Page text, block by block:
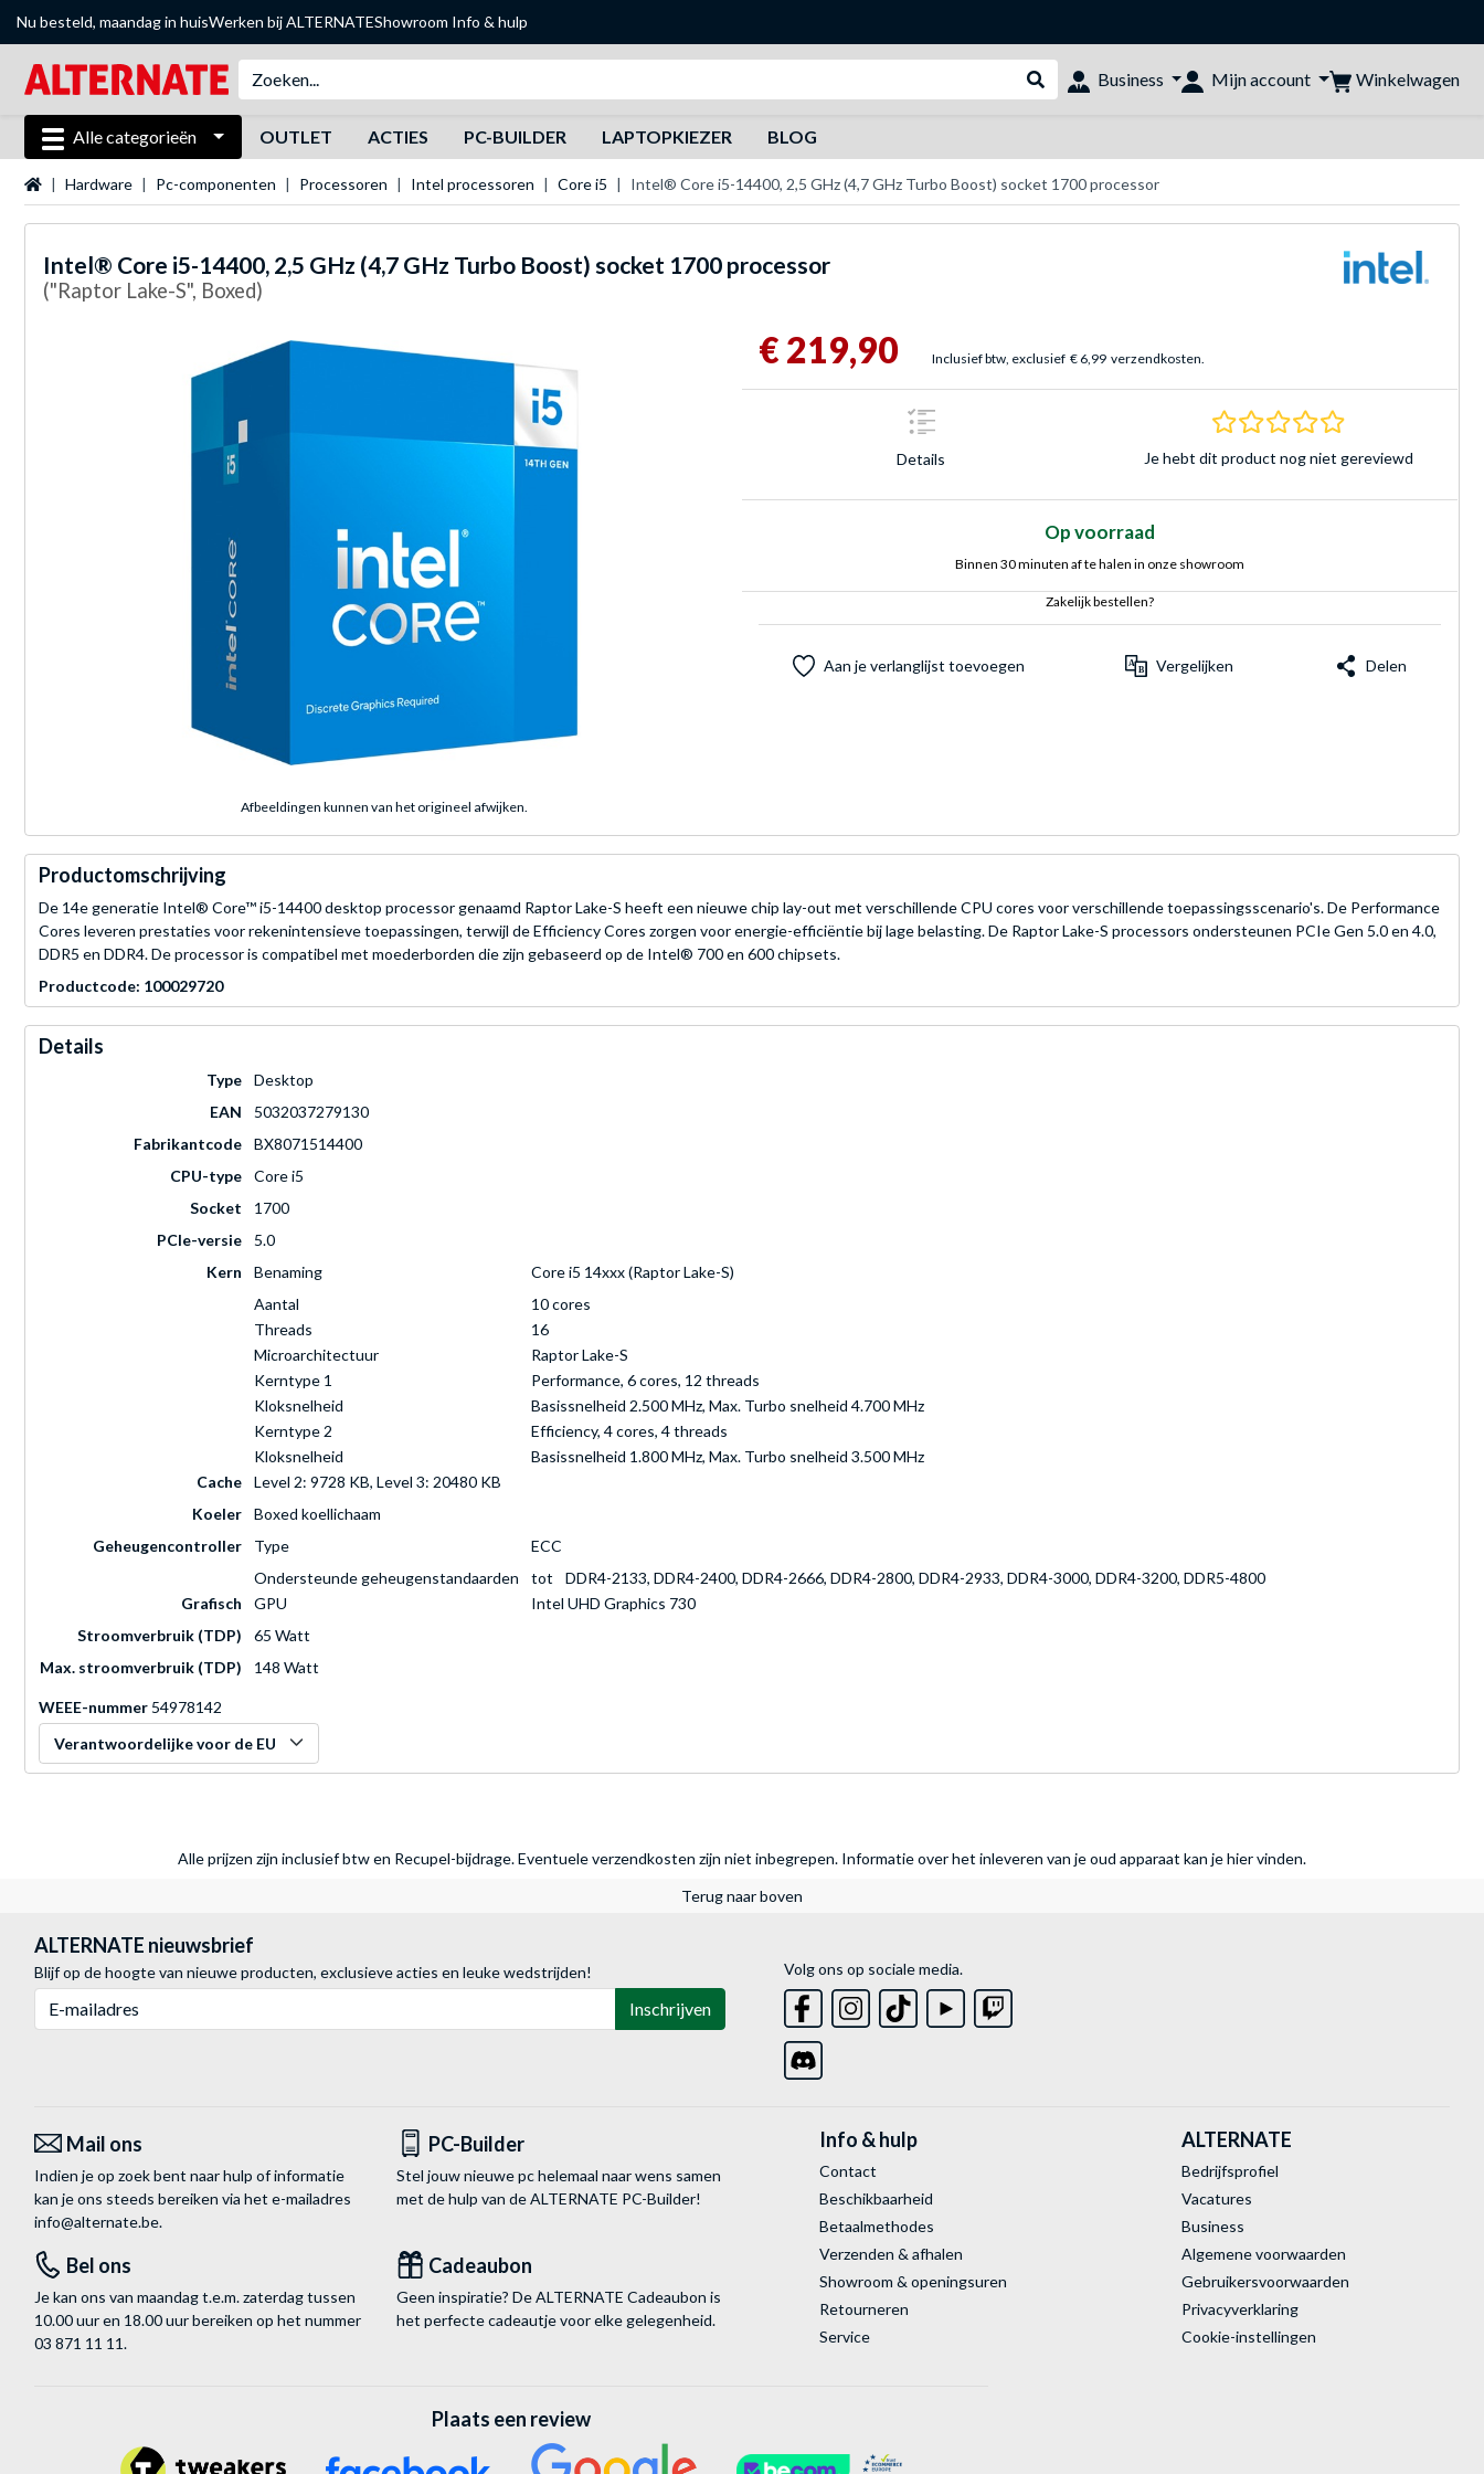
Nu besteld, maandag in huisWerken bij ALTERNATEShowroom Info & hulp
Webshop doorzoeken
Business Mijn account Winkelwagen
Alle categorieën OUTLET ACTIES PC-BUILDER LAPTOPKIEZER BLOG
Startpagina
Hardware Pc-componenten Processoren Intel processoren Core i5 Intel® Core i5-14400, 2,5 GHz (4,7 GHz Turbo Boost) socket 1700 processor
Intel® Core i5-14400, 2,5 GHz (4,7 GHz Turbo Boost) socket 1700 processor
("Raptor Lake-S", Boxed)
Afbeeldingen kunnen van het origineel afwijken.
€ 219,90 Inclusief btw, exclusief € 6,99 verzendkosten.
Details
0.0 sterren
Je hebt dit product nog niet gereviewd
Op voorraad
Binnen 30 minuten af te halen in onze showroom
Zakelijk bestellen?
Aan je verlanglijst toevoegen Vergelijken Delen
Productomschrijving
De 14e generatie Intel® Core™ i5-14400 desktop processor genaamd Raptor Lake-S heeft een nieuwe chip lay-out met verschillende CPU cores voor verschillende toepassingsscenario's. De Performance
Cores leveren prestaties voor rekenintensieve toepassingen, terwijl de Efficiency Cores zorgen voor energie-efficiëntie bij lage belasting. De Raptor Lake-S processors ondersteunen PCIe Gen 5.0 en 4.0,
DDR5 en DDR4. De processor is compatibel met moederborden die zijn gebaseerd op de Intel® 700 en 600 chipsets.
Productcode: 100029720
Details
Type
Desktop
EAN
5032037279130
Fabrikantcode
BX8071514400
CPU-type
Core i5
Socket
1700
PCIe-versie
5.0
Kern
Benaming
Core i5 14xxx (Raptor Lake-S)
Aantal
10 cores
Threads
16
Microarchitectuur
Raptor Lake-S
Kerntype 1
Performance, 6 cores, 12 threads
Kloksnelheid
Basissnelheid 2.500 MHz, Max. Turbo snelheid 4.700 MHz
Kerntype 2
Efficiency, 4 cores, 4 threads
Kloksnelheid
Basissnelheid 1.800 MHz, Max. Turbo snelheid 3.500 MHz
Cache
Level 2: 9728 KB, Level 3: 20480 KB
Koeler
Boxed koellichaam
Geheugencontroller
Type
ECC
Ondersteunde geheugenstandaarden
tot
DDR4-2133, DDR4-2400, DDR4-2666, DDR4-2800, DDR4-2933, DDR4-3000, DDR4-3200, DDR5-4800
Grafisch
GPU
Intel UHD Graphics 730
Stroomverbruik (TDP)
65 Watt
Max. stroomverbruik (TDP)
148 Watt
WEEE-nummer 54978142
Verantwoordelijke voor de EU
Alle prijzen zijn inclusief btw en Recupel-bijdrage. Eventuele verzendkosten zijn niet inbegrepen. Informatie over het inleveren van je oud apparaat kan je hier vinden.
Terug naar boven
ALTERNATE nieuwsbrief
Blijf op de hoogte van nieuwe producten, exclusieve acties en leuke wedstrijden!
Inschrijven
Volg ons op sociale media.
Mail ons
Indien je op zoek bent naar hulp of informatie
kan je ons steeds bereiken via het e-mailadres
info@alternate.be.
PC-Builder
Stel jouw nieuwe pc helemaal naar wens samen
met de hulp van de ALTERNATE PC-Builder!
Bel ons
Je kan ons van maandag t.e.m. zaterdag tussen
10.00 uur en 18.00 uur bereiken op het nummer
03 871 11 11.
Cadeaubon
Geen inspiratie? De ALTERNATE Cadeaubon is
het perfecte cadeautje voor elke gelegenheid.
Info & hulp
Contact
Beschikbaarheid
Betaalmethodes
Verzenden & afhalen
Showroom & openingsuren
Retourneren
Service
ALTERNATE
Bedrijfsprofiel
Vacatures
Business
Algemene voorwaarden
Gebruikersvoorwaarden
Privacyverklaring
Cookie-instellingen
Plaats een review